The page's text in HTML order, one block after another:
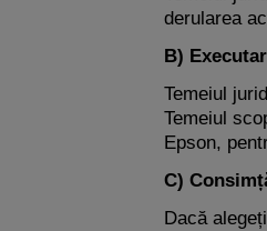
derularea
B)
Temeiul
Temeiul
Epson,
C)
Dacă